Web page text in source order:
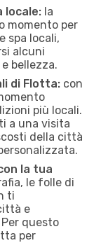
locale: la
momento per
spa locali,
alcuni
bellezza.
di Flotta: con
più locali.
a una visita
della città
la tua
le folle di
ti
e
questo
per